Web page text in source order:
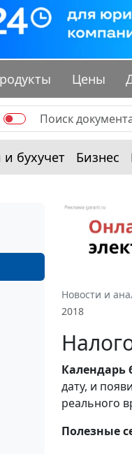
Цены
и бухучет Бизнес
Новости и
2018
Календарь
дату, и
реального
Полезные